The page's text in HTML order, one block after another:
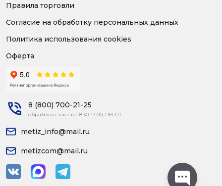
Правила торговли
Согласие на обработку персональных данных
Политика использования cookies
Оферта
8 (800) 700-21-25
обработка заказов 8:30-17:00, ПН-ПТ
metiz_info@mail.ru
metizcom@mail.ru